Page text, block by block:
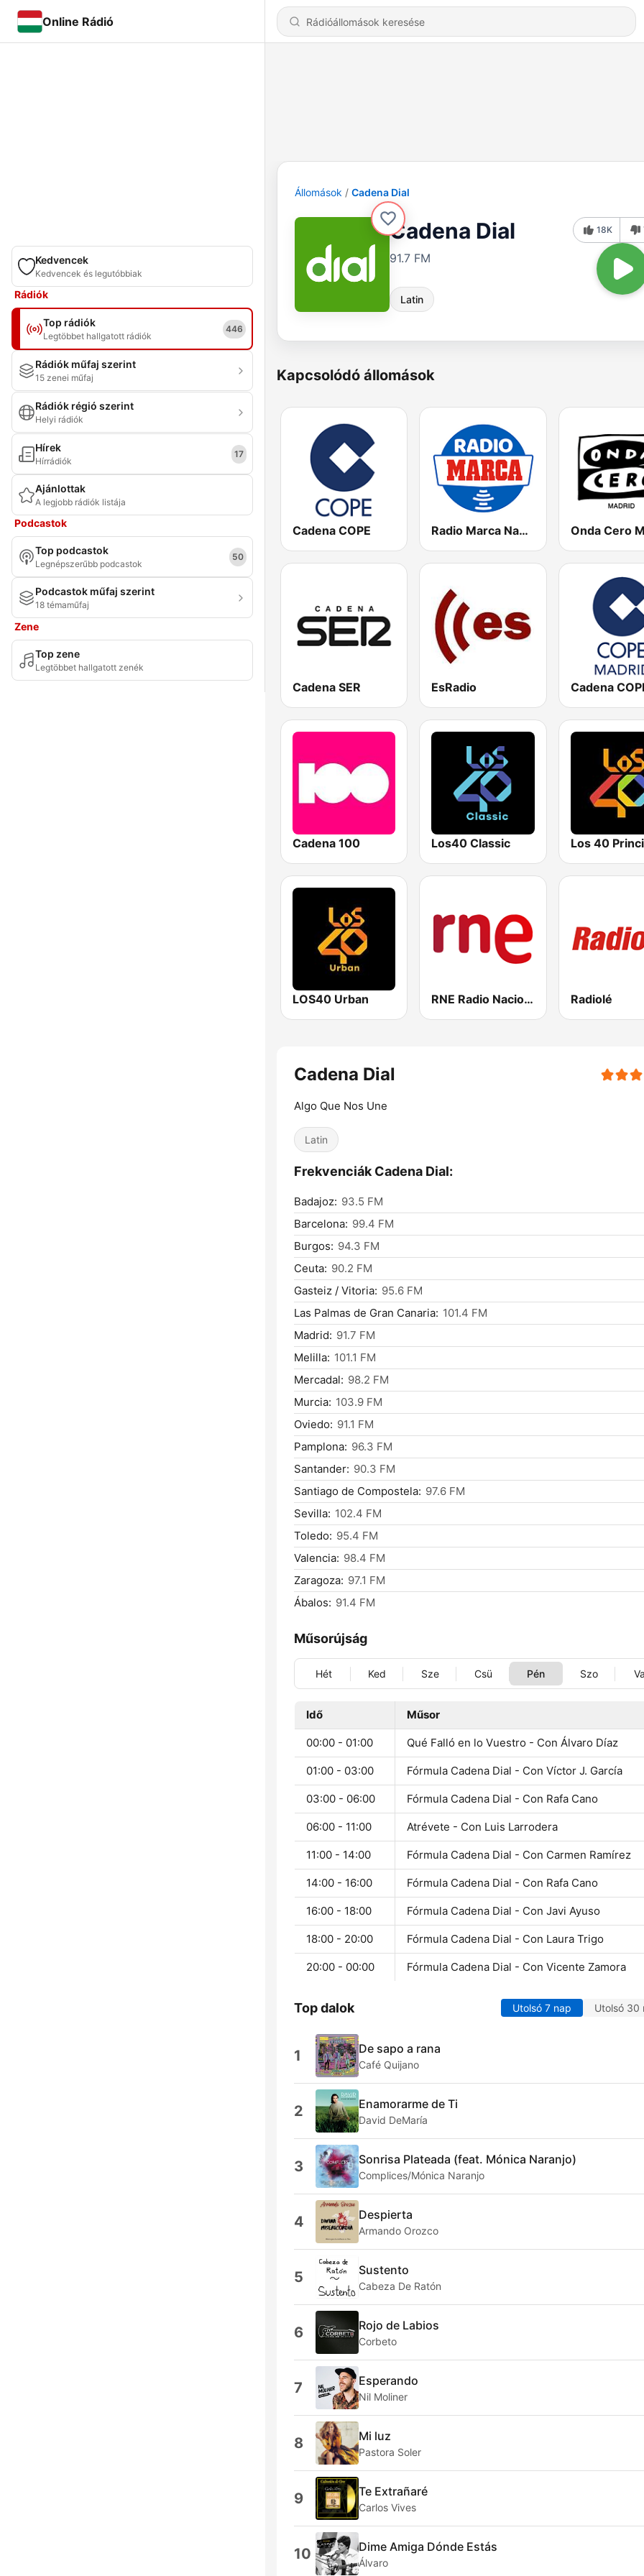
Online Rádió
Kedvencek
Kedvencek és legutóbbiak
Rádiók
Top rádiók
Legtöbbet hallgatott rádiók
446
Rádiók műfaj szerint
15 zenei műfaj
Rádiók régió szerint
Helyi rádiók
Hírek
Hírrádiók
17
Ajánlottak
A legjobb rádiók listája
Podcastok
Top podcastok
Legnépszerűbb podcastok
50
Podcastok műfaj szerint
18 témaműfaj
Zene
Top zene
Legtöbbet hallgatott zenék
Állomások Cadena Dial
Cadena Dial
91.7 FM
Latin
18K
Kapcsolódó állomások
Cadena COPE Radio Marca Nacional
Cadena SER EsRadio
Cadena 100 Los40 Classic
LOS40 Urban RNE Radio Nacional Radiolé
Cadena Dial
Algo Que Nos Une
Latin
Frekvenciák Cadena Dial:
Badajoz: 93.5 FM
Barcelona: 99.4 FM
Burgos: 94.3 FM
Ceuta: 90.2 FM
Gasteiz / Vitoria: 95.6 FM
Las Palmas de Gran Canaria: 101.4 FM
Madrid: 91.7 FM
Melilla: 101.1 FM
Mercadal: 98.2 FM
Murcia: 103.9 FM
Oviedo: 91.1 FM
Pamplona: 96.3 FM
Santander: 90.3 FM
Santiago de Compostela: 97.6 FM
Sevilla: 102.4 FM
Toledo: 95.4 FM
Valencia: 98.4 FM
Zaragoza: 97.1 FM
Ábalos: 91.4 FM
Műsorújság
Hét Ked Sze Csü Pén Szo
Idő Műsor
00:00 - 01:00 Qué Falló en lo Vuestro - Con Álvaro Díaz
01:00 - 03:00 Fórmula Cadena Dial - Con Víctor J. García
03:00 - 06:00 Fórmula Cadena Dial - Con Rafa Cano
06:00 - 11:00 Atrévete - Con Luis Larrodera
11:00 - 14:00 Fórmula Cadena Dial - Con Carmen Ramírez
14:00 - 16:00 Fórmula Cadena Dial - Con Rafa Cano
16:00 - 18:00 Fórmula Cadena Dial - Con Javi Ayuso
18:00 - 20:00 Fórmula Cadena Dial - Con Laura Trigo
20:00 - 00:00 Fórmula Cadena Dial - Con Vicente Zamora
Top dalok Utolsó 7 nap Utolsó 30
1 De sapo a rana
Café Quijano
2 Enamorarme de Ti
David DeMaría
3 Sonrisa Plateada (feat. Mónica Naranjo)
Complices/Mónica Naranjo
4 Despierta
Armando Orozco
5 Sustento
Cabeza De Ratón
6 Rojo de Labios
Corbeto
7 Esperando
Nil Moliner
8 Mi luz
Pastora Soler
9 Te Extrañaré
Carlos Vives
10 Dime Amiga Dónde Estás
Álvaro